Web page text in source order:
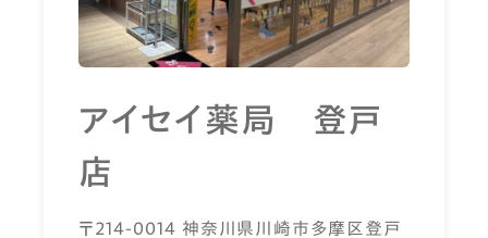
アイセイ薬局 登戸
店
〒214-0014 神奈川県川崎市多摩区登戸